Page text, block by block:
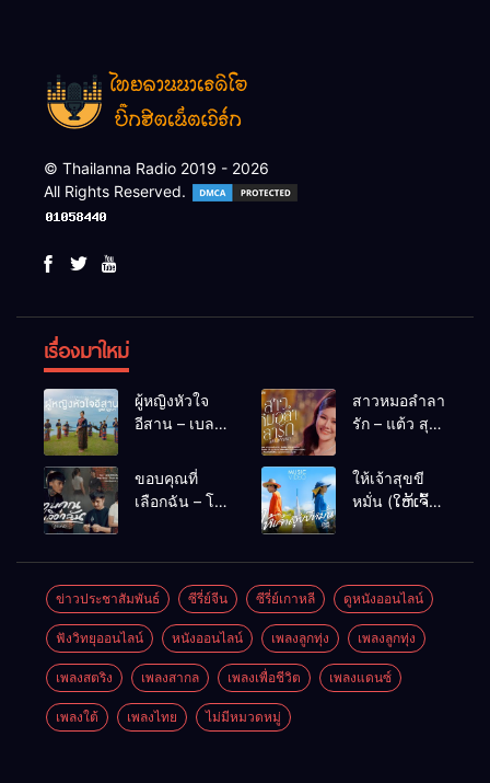
© Thailanna Radio 2019 - 2026
All Rights Reserved.
เรื่องมาใหม่
ผู้หญิงหัวใจ
อีสาน – เบลล์
[COVER
VERSION]
สาวหมอลำลา
รัก – แต้ว สุ
ขอบคุณที่
เลือกฉัน – โต๋
ให้เจ้าสุขขี
หมั่น (ໃຫ້ເຈົ້າ
ข่าวประชาสัมพันธ์ ซีรี่ย์จีน ซีรี่ย์เกาหลี ดูหนังออนไลน์
ฟังวิทยุออนไลน์ หนังออนไลน์ เพลงลูกทุ่ง เพลงลูกทุ่ง
เพลงสตริง เพลงสากล เพลงเพื่อชีวิต เพลงแดนซ์
เพลงใต้ เพลงไทย ไม่มีหมวดหมู่